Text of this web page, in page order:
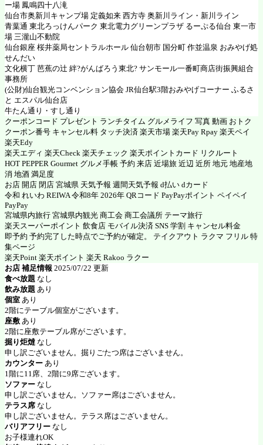
ー場 鳳鳴四十八滝
仙台市奥新川キャンプ場 定義如来 西方寺 奥新川ライン・新川ライン
青葉通 東北ろっけんパーク 東北電力グリーンプラザ るーぷる仙台 東一市
場 三瀧山不動院
仙台銀座 桜井薬局セントラルホール 仙台朝市 国分町 作並温泉 おみやげ処
せんだい
文化横丁 芭蕉の辻 絆?がんばろう東北? サンモール一番町商店街振興組合
事務所
(公財)仙台観光コンベンション協会 JR仙台駅3階おみやげコーナー ふるさ
と エスパル仙台店
牛たん通り・すし通り
クーポンコード プレゼント ランチタイム グルメライフ 写真 動画 おトク
クーポン番号 キャンセル料 タッチ決済 楽天市場 楽天Pay Rpay 楽天ペイ
楽天Edy
楽天エディ 楽天Check 楽天チェック 楽天ポイントカード リクルート
HOT PEPPER Gourmet グルメ手帳 予約 来店 近場旅 近辺 近所 地元 地産地
消 地酒 満足度
お店 開店 閉店 宮城県 天気予報 週間天気予報 d払い dカード
令和 れいわ REIWA 令和8年 2026年 QRコード PayPayポイント ペイペイ
PayPay
宮城県内旅行 宮城県内観光 商工会 商工会議所 テーマ旅行
楽天スーパーポイント 飲食店 モバイル決済 SNS 学割 キャンセル料金
即予約 予約完了した時点でご予約が確定。 テイクアウト ラクマ フリル 特
集ページ
楽天Point 楽天ポイント 楽天 Rakoo ラクー
お店 補足情報 2025/07/22 更新
食べ放題 なし
飲み放題 あり
個室 あり
2階にテーブル個室がございます。
座敷 あり
2階に座敷テーブル席がございます。
掘り炬燵 なし
申し訳ございません。掘りごたつ席はございません。
カウンター あり
1階に11席、2階に9席ございます。
ソファー なし
申し訳ございません。ソファー席はございません。
テラス席 なし
申し訳ございません。テラス席はございません。
バリアフリー なし
お子様連れOK